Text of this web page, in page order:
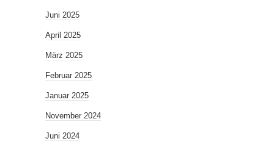
Juni 2025
April 2025
März 2025
Februar 2025
Januar 2025
November 2024
Juni 2024